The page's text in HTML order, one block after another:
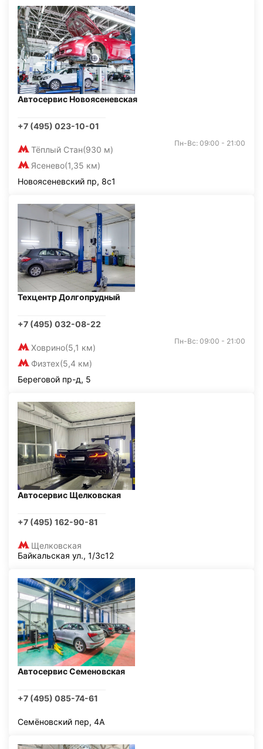
Автосервис Новоясеневская
+7 (495) 023-10-01
Тёплый Стан(930 м)
Ясенево(1,35 км)
Пн-Вс: 09:00 - 21:00
Новоясеневский пр, 8с1
Техцентр Долгопрудный
+7 (495) 032-08-22
Ховрино(5,1 км)
Физтех(5,4 км)
Пн-Вс: 09:00 - 21:00
Береговой пр-д, 5
Автосервис Щелковская
+7 (495) 162-90-81
Щелковская
Байкальская ул., 1/3с12
Автосервис Семеновская
+7 (495) 085-74-61
Семёновский пер, 4А